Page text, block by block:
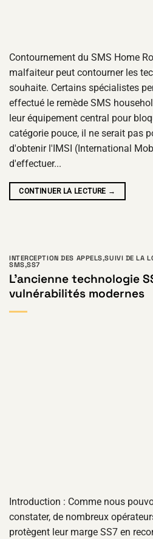
Contournement du SMS Home
malfaiteur peut contourner les
souhaite. Certains spécialistes
effectué le remède SMS
leur équipement central pour
catégorie pouce, il ne serait pas
d'obtenir l'IMSI (International
d'effectuer...
CONTINUER LA LECTURE →
INTERCEPTION DES APPELS,SUIVI DE LA
SMS,SS7
L'ancienne technologie
vulnérabilités modernes
Introduction : Comme nous
constater, de nombreux
protègent leur marge SS7 en